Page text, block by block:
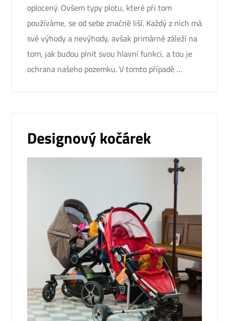
oplocený. Ovšem typy plotu, které při tom
používáme, se od sebe značně liší. Každý z nich má
své výhody a nevýhody, avšak primárně záleží na
tom, jak budou plnit svou hlavní funkci, a tou je
ochrana našeho pozemku. V tomto případě …
Designový kočárek